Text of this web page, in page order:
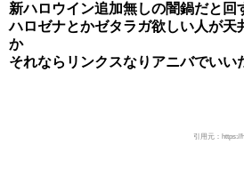
新ハロウイン追加無しの闇鍋だと回
ハロゼナとかゼタラガ欲しい人が天
か
それならリンクスなりアニバでいい
引用元：https://